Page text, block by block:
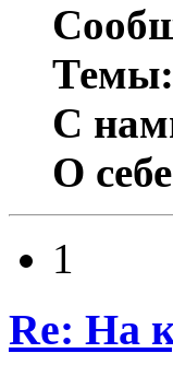
Темы:
С
О
1
Re: На